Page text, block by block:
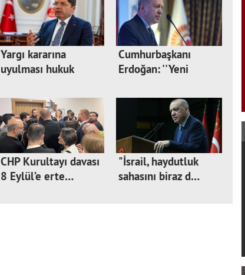
Yargı kararına
uyulması hukuk
Cumhurbaşkanı
Erdoğan: ''Yeni
CHP Kurultayı davası
8 Eylül’e erte…
"İsrail, haydutluk
sahasını biraz d…